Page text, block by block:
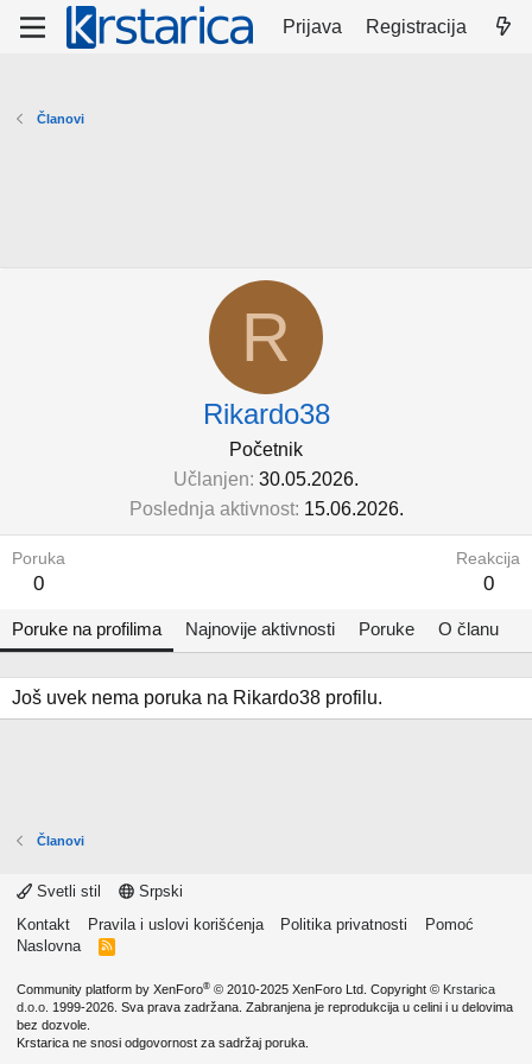
Prijava Registracija
Članovi
R
Rikardo38
Početnik
Učlanjen 30.05.2026.
Poslednja aktivnost 15.06.2026.
Poruka
0
Reakcija
0
Poruke na profilima Najnovije aktivnosti Poruke O članu
Još uvek nema poruka na Rikardo38 profilu.
Članovi
Svetli stil
Srpski
Kontakt
Pravila i uslovi korišćenja Politika privatnosti
Pomoć
Naslovna
R
Community platform by XenForo® © 2010-2025 XenForo Ltd. Copyright © Krstarica
d.o.o. 1999-2026. Sva prava zadržana. Zabranjena je reprodukcija u celini i u delovima
bez dozvole.
Krstarica ne snosi odgovornost za sadržaj poruka.